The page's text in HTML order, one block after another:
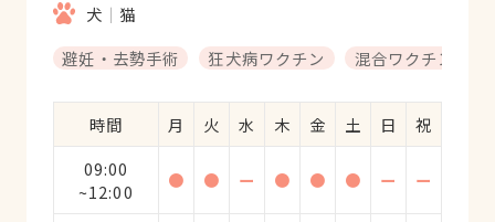
犬
猫
避妊・去勢手術
狂犬病ワクチン 混合ワクチン
時間 月 火 水 木 金 土 日
祝
09:00
~12:00
● ● ー ● ● ● ー ー